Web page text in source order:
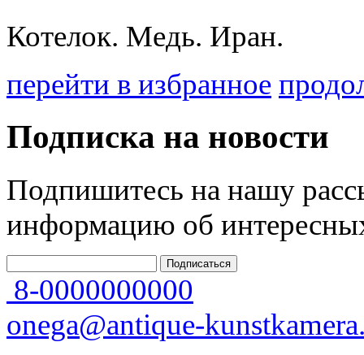
Котелок. Медь. Иран.
перейти в избранное
Подписка на новости
Подпишитесь на нашу
информацию об
8-0000000000
onega@antique-